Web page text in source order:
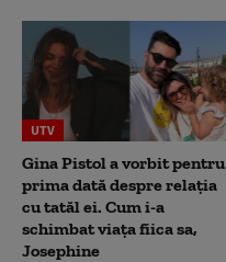
UTV
Gina Pistol a vorbit pentru
prima dată despre relația
cu tatăl ei. Cum i-a
schimbat viața fiica sa,
Josephine